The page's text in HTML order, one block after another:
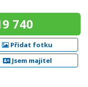
740
Přidat fotku
Jsem majitel